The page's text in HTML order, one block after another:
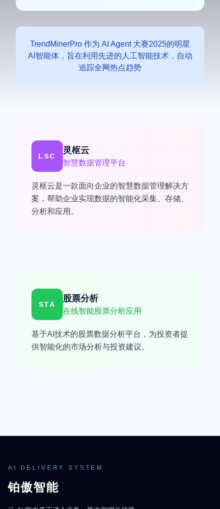
TrendMinerPro 作为 AI Agent 大赛2025的明星
AI智能体，旨在利用先进的人工智能技术，自动
追踪全网热点趋势
LSC
灵枢云
智慧数据管理平台
灵枢云是一款面向企业的智慧数据管理解决方
案，帮助企业实现数据的智能化采集、存储、
分析和应用。
STA
股票分析
在线智能股票分析应用
基于AI技术的股票数据分析平台，为投资者提
供智能化的市场分析与投资建议。
AI DELIVERY SYSTEM
铂傲智能